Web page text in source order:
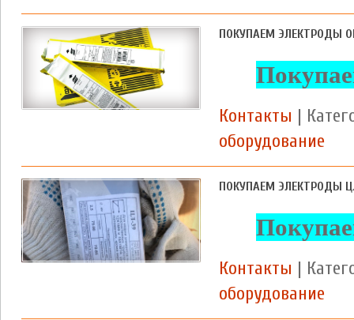
ПОКУПАЕМ ЭЛЕКТРОДЫ
Контакты |
оборудование
ПОКУПАЕМ ЭЛЕКТРОДЫ
Контакты |
оборудование